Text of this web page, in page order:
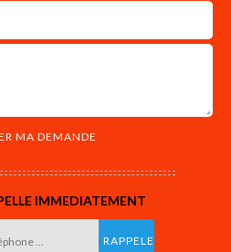
IMMEDIATEMENT